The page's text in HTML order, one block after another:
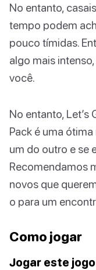
No entanto,
tempo podem
pouco tímidas.
algo mais
você.
No entanto, Let’s
Pack é uma
um do outro e se
Recomendamos
novos que
o para um
Como jogar
Jogar este